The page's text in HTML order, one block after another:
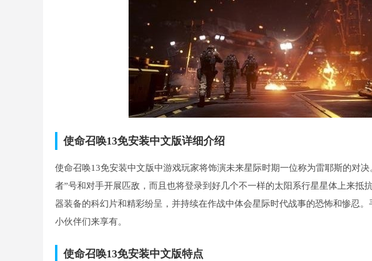
使命召唤13免安装中文版详细介绍
使命召唤13免安装中文版中游戏玩家将饰演未来星际时期一位称为雷耶斯的对
者”号和对手开展匹敌，而且也将登录到好几个不一样的太阳系行星星体上来抵
器装备的科幻片和精彩纷呈，并持续在作战中体会星际时代战事的恐怖和惨忍
小伙伴们来享有。
使命召唤13免安装中文版特点